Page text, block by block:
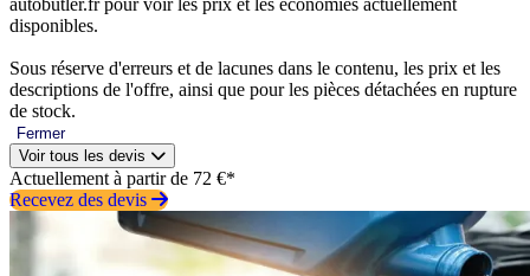
disponibles.
Sous réserve d'erreurs et de lacunes dans le contenu, les prix et les
descriptions de l'offre, ainsi que pour les pièces détachées en rupture
de stock.
Fermer
Voir tous les devis
Actuellement à partir de 72 €*
Recevez des devis